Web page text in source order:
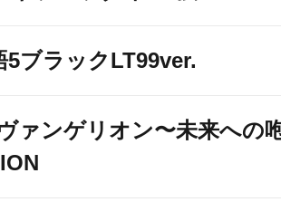
5ブラックLT99ver.
ァンゲリオン〜未来への